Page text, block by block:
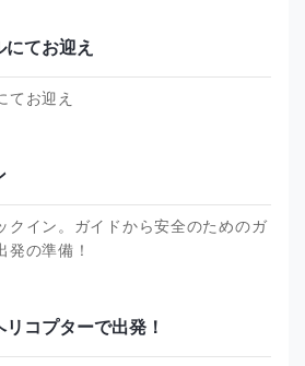
てお迎え
てお迎え
クイン。ガイドから安全のためのガ
発の準備！
コプターで出発！